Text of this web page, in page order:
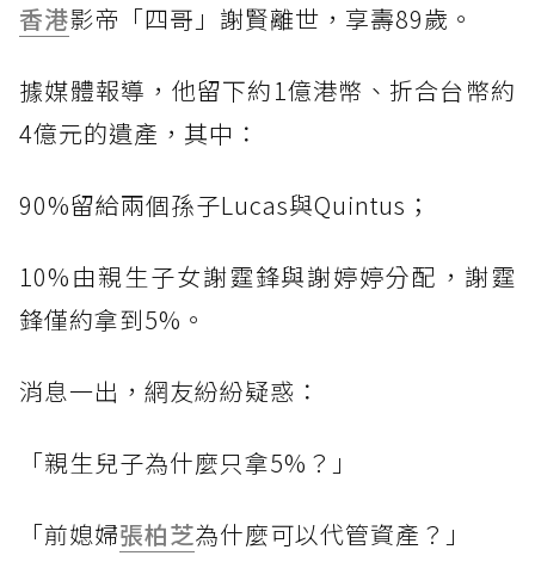
香港影帝「四哥」謝賢離世，享壽89歲。
據媒體報導，他留下約1億港幣、折合台幣約
4億元的遺產，其中：
90%留給兩個孫子Lucas與Quintus；
10%由親生子女謝霆鋒與謝婷婷分配，謝霆
鋒僅約拿到5%。
消息一出，網友紛紛疑惑：
「親生兒子為什麼只拿5%？」
「前媳婦張柏芝為什麼可以代管資產？」